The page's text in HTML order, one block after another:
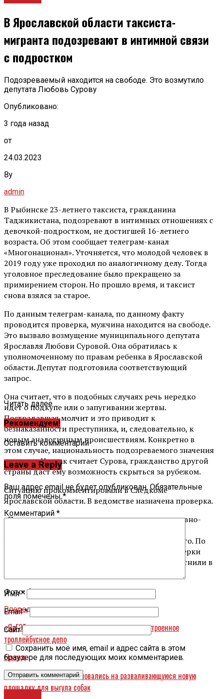
В Ярославской области таксиста-
мигранта подозревают в интимной связи
с подростком
Подозреваемый находится на свободе. Это возмутило
депутата Любовь Сурову
Опубликовано:
3 года назад
от
24.03.2023
By
admin
В Рыбинске 23-летнего таксиста, гражданина
Таджикистана, подозревают в интимных отношениях с
девочкой-подростком, не достигшей 16-летнего
возраста. Об этом сообщает телеграм-канал
«Многонационал». Уточняется, что молодой человек в
2019 году уже проходил по аналогичному делу. Тогда
уголовное преследование было прекращено за
примирением сторон. Но прошло время, и таксист
снова взялся за старое.
По данным телеграм-канала, по данному факту
проводится проверка, мужчина находится на свободе.
Это вызвало возмущение муниципального депутата
Ярославля Любови Суровой. Она обратилась к
уполномоченному по правам ребенка в Ярославской
области. Депутат подготовила соответствующий
запрос.
Она считает, что в подобных случаях речь нередко
идет о подкупе или о запугивании жертвы.
Пострадавшая молчит и это приводит к
безнаказанности преступника, и, следовательно, к
новым аналогичным происшествиям. Конкретно в
этом случае, национальность подозреваемого значения
не имеет. Но, как считает Сурова, гражданство другой
страны даст ему возможность скрыться за рубежом.
Ситуацию прокомментировали в Следкоме
Ярославской области. В ведомстве назначена проверка.
«Проводится комплекс проверочных и оперативно-
установление всех обстоятельств произошедшего. По
результатам проведения доследственной проверки
будет принято процессуальное решение», – пояснили в
Фото: фотосток
Вперед
«ЯрГЭТ» вернет подрядчику миллион за недостроенное
троллейбусное депо
Назад
Жители Ярославля пожаловались на разваливающуюся новую
площадку для выгула собак
Читать далее ...
Рекомендуем!
Оставить комментарий
Leave a Reply
Ваш адрес email не будет опубликован. Обязательные
поля помечены*
Комментарий *
Имя*
Email*
Сайт
Сохранить моё имя, email и адрес сайта в этом
браузере для последующих моих комментариев.